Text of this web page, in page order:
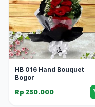
HB 016 Hand Bouquet
Bogor
Rp 250.000